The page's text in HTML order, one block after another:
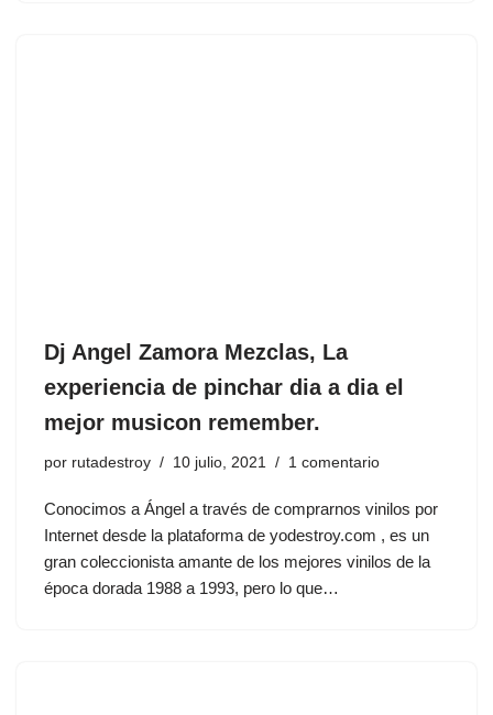
Dj Angel Zamora Mezclas, La
experiencia de pinchar dia a dia el
mejor musicon remember.
por rutadestroy 10 julio, 2021 1 comentario
Conocimos a Ángel a través de comprarnos vinilos por
Internet desde la plataforma de yodestroy.com , es un
gran coleccionista amante de los mejores vinilos de la
época dorada 1988 a 1993, pero lo que…